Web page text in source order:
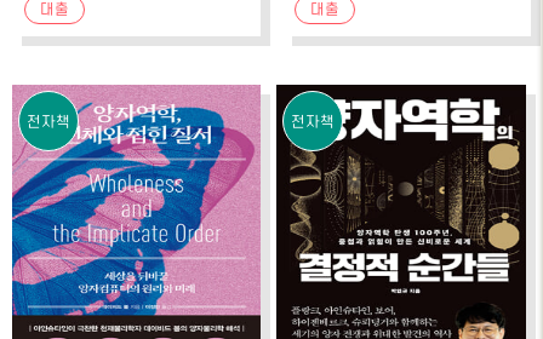
대출 대출
전자책 전자책